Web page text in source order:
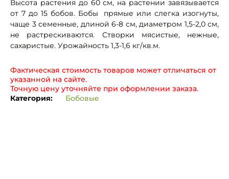
Высота растения до 60 см, на растении завязывается
от 7 до 15 бобов. Бобы прямые или слегка изогнуты,
чаще 3 семенные, длиной 6-8 см, диаметром 1,5-2,0 см,
не растрескиваются. Створки мясистые, нежные,
сахаристые. Урожайность 1,3-1,6 кг/кв.м.
Фактическая стоимость товаров может отличаться от
указанной на сайте.
Точную цену уточняйте при оформлении заказа.
Категория:
Бобовые